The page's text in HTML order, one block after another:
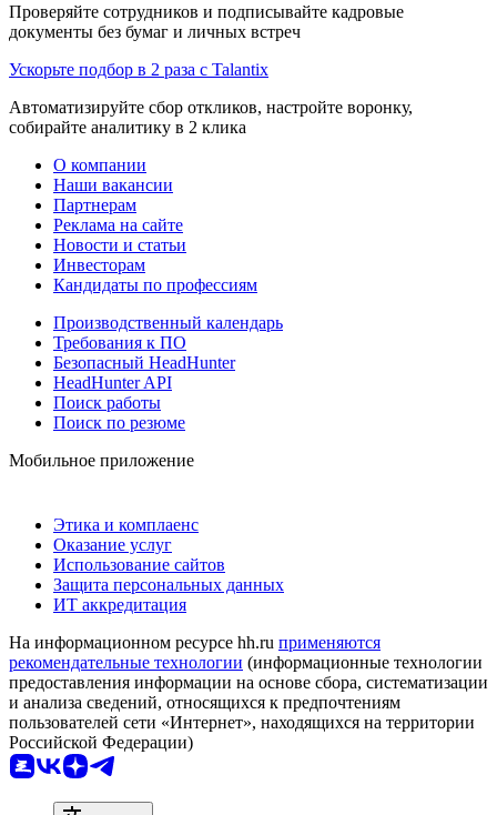
Проверяйте сотрудников и подписывайте кадровые
документы без бумаг и личных встреч
Ускорьте подбор в 2 раза с Talantix
Автоматизируйте сбор откликов, настройте воронку,
собирайте аналитику в 2 клика
О компании
Наши вакансии
Партнерам
Реклама на сайте
Новости и статьи
Инвесторам
Кандидаты по профессиям
Производственный календарь
Требования к ПО
Безопасный HeadHunter
HeadHunter API
Поиск работы
Поиск по резюме
Мобильное приложение
Этика и комплаенс
Оказание услуг
Использование сайтов
Защита персональных данных
ИТ аккредитация
На информационном ресурсе hh.ru применяются
рекомендательные технологии (информационные технологии
предоставления информации на основе сбора, систематизации
и анализа сведений, относящихся к предпочтениям
пользователей сети «Интернет», находящихся на территории
Российской Федерации)